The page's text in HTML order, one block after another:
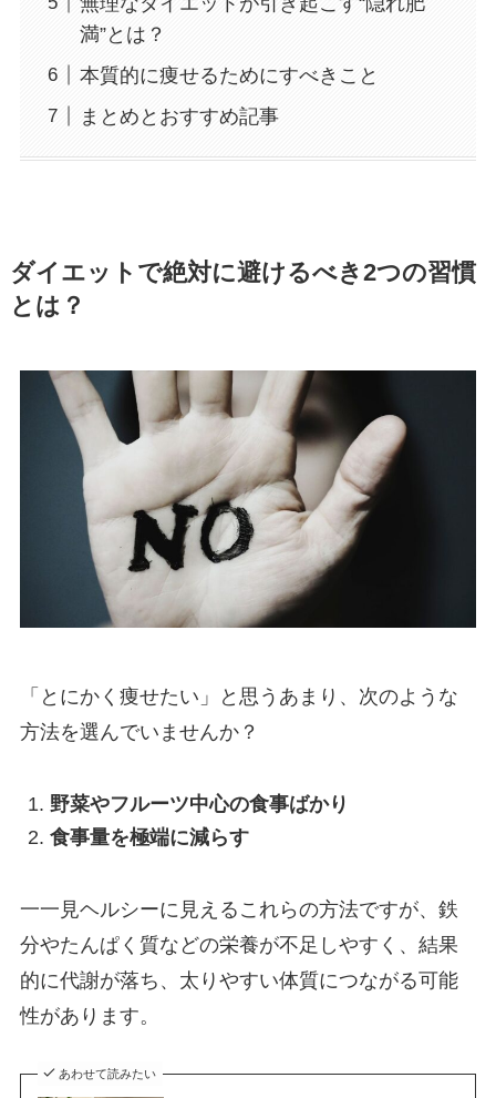
満”とは？
本質的に痩せるためにすべきこと
まとめとおすすめ記事
ダイエットで絶対に避けるべき2つの習慣
とは？
「とにかく痩せたい」と思うあまり、次のような
方法を選んでいませんか？
野菜やフルーツ中心の食事ばかり
食事量を極端に減らす
一一見ヘルシーに見えるこれらの方法ですが、鉄
分やたんぱく質などの栄養が不足しやすく、結果
的に代謝が落ち、太りやすい体質につながる可能
性があります。
あわせて読みたい